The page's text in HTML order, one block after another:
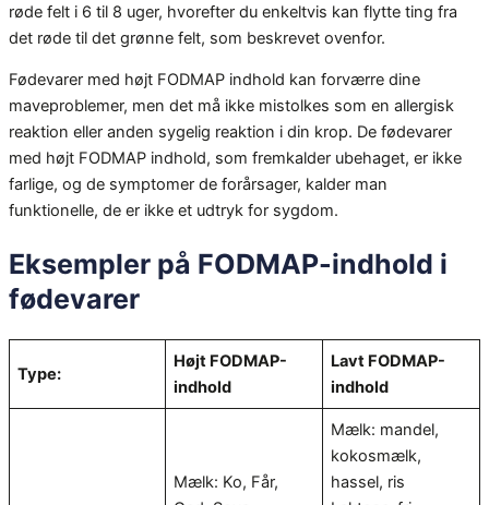
røde felt i 6 til 8 uger, hvorefter du enkeltvis kan flytte ting fra
det røde til det grønne felt, som beskrevet ovenfor.
Fødevarer med højt FODMAP indhold kan forværre dine
maveproblemer, men det må ikke mistolkes som en allergisk
reaktion eller anden sygelig reaktion i din krop. De fødevarer
med højt FODMAP indhold, som fremkalder ubehaget, er ikke
farlige, og de symptomer de forårsager, kalder man
funktionelle, de er ikke et udtryk for sygdom.
Eksempler på FODMAP-indhold i
fødevarer
Type:
Højt FODMAP-
indhold
Lavt FODMAP-
indhold
Mælk: Ko, Får,
Mælk: mandel,
kokosmælk,
hassel, ris